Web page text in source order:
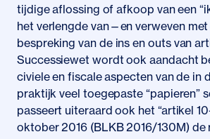
tijdige aflossing of afkoop van een
het verlengde van—en verweven
bespreking van de ins en outs van
Successiewet wordt ook aandacht
civiele en fiscale aspecten van de in
praktijk veel toegepaste “papieren”
passeert uiteraard ook het “artikel
oktober 2016 (BLKB 2016/130M) de